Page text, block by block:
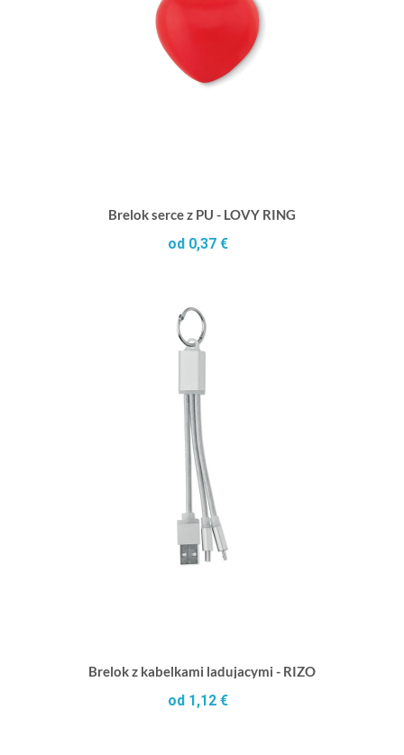
Brelok serce z PU - LOVY RING
od 0,37 €
Brelok z kabelkami ladujacymi - RIZO
od 1,12 €